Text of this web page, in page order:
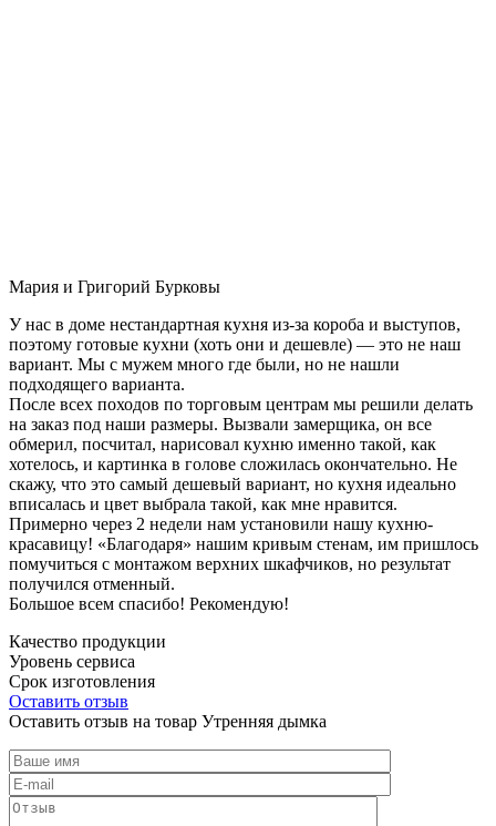
Мария и Григорий Бурковы
У нас в доме нестандартная кухня из-за короба и выступов,
поэтому готовые кухни (хоть они и дешевле) — это не наш
вариант. Мы с мужем много где были, но не нашли
подходящего варианта.
После всех походов по торговым центрам мы решили делать
на заказ под наши размеры. Вызвали замерщика, он все
обмерил, посчитал, нарисовал кухню именно такой, как
хотелось, и картинка в голове сложилась окончательно. Не
скажу, что это самый дешевый вариант, но кухня идеально
вписалась и цвет выбрала такой, как мне нравится.
Примерно через 2 недели нам установили нашу кухню-
красавицу! «Благодаря» нашим кривым стенам, им пришлось
помучиться с монтажом верхних шкафчиков, но результат
получился отменный.
Большое всем спасибо! Рекомендую!
Качество продукции
Уровень сервиса
Срок изготовления
Оставить отзыв
Оставить отзыв на товар Утренняя дымка